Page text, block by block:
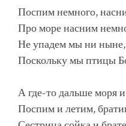
Поспим немного,
Про море насним
Не упадем мы ни ныне,
Поскольку мы птицы
А где-то дальше моря
Поспим и летим,